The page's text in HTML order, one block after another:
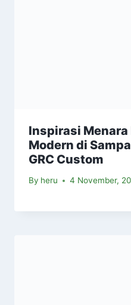
Inspirasi
Modern di
GRC Custom
By heru 4 November,